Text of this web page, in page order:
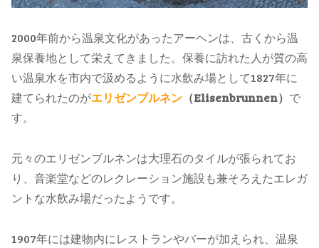
2000年前から温泉文化があったアーヘンは、古くから温
泉保養地として栄えてきました。保養に訪れた人が質の高
い温泉水を市内で汲めるように水飲み場として1827年に
建てられたのがエリゼンブルネン （Elisenbrunnen） で
す。
元々のエリゼンブルネンは大理石のタイルが張られてお
り、音楽堂などのレクレーション施設も兼そろえたエレガ
ントな水飲み場だったようです。
1907年には建物内にレストランやバーが加えられ、温泉